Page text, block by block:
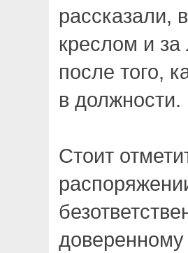
рассказали,
креслом и
после того,
в должности.
Стоит